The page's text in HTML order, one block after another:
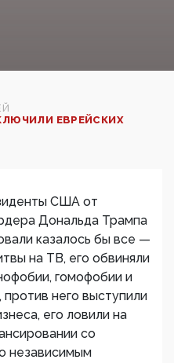
ЕВРЕЙСКИХ
США от
Дональда Трампа
казалось бы все —
на ТВ, его обвиняли
гомофобии и
него выступили
его ловили на
со
независимым